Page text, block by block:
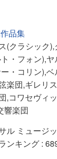
品集
(クラシック
・フォン),
・コリン),
楽団,ギレリ
,コワセヴィ
響楽団
ル ミュージ
ンキング :